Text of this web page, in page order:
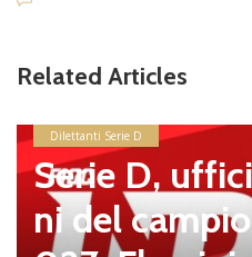
Related Articles
news in primo piano